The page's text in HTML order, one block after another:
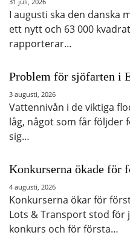
I augusti ska den danska
ett nytt och 63 000
rapporterar…
Problem för sjöfarten i
3 augusti, 2026
Vattennivån i de viktiga
låg, något som får följder
sig…
Konkurserna ökade för
4 augusti, 2026
Konkurserna ökar för
Lots & Transport stod för
konkurs och för första…